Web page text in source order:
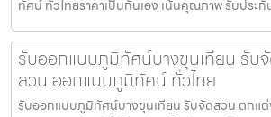
ทัศน์ ทั่วไทยราคาเป็นกันเอง เน้นคุณภาพ รับประ
รับออกแบบภูมิทัศน์บางขุนเทียน รับ
สวน ออกแบบภูมิทัศน์ ทั่วไทย
รับออกแบบภูมิทัศน์บางขุนเทียน รับจัดสวน ตกแ